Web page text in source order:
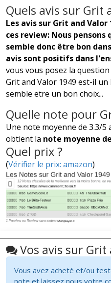
Quels avis sur Grit
Les avis sur Grit and Valor
ces review: Nous pensons
semble donc être bon
avis sont positifs dans
vous vous posez la
Grit and Valor 1949 est-il un
semble etre un bon choix...
Quelle note pour
Une note moyenne de 3.3/5
obtient la note moyenne
Quel prix ?
(Vérifier le prix: amazon)
Vos avis sur Grit
Vous avez acheté et/ou